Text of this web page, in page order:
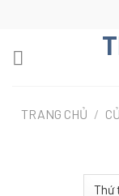
content
TRANG CHỦ /